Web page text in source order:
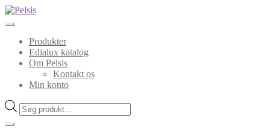
Spring
Spring
Produkter
Edialux katalog
Om Pelsis
Kontakt os
Min konto
Products
search